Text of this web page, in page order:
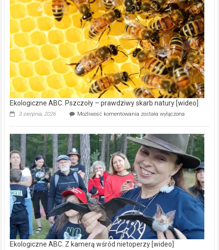
Wielka
z
dofinansowaniem
ponad
15,6
mln
na
modernizację
oczyszczalni
ścieków
[wideo]
Ekologiczne ABC. Pszczoły – prawdziwy skarb natury [wideo]
3 sierpnia, 2026 Możliwość komentowania Ekologiczne
–
prawdziwy
skarb
natury
[wideo]
została wyłączona
Ekologiczne ABC. Z kamerą wśród nietoperzy [wideo]